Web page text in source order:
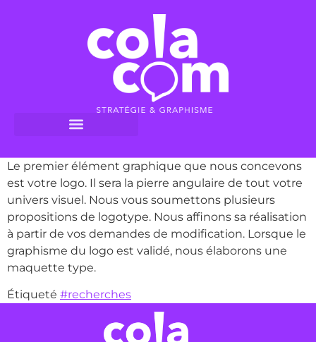
Le premier élément graphique que nous concevons
est votre logo. Il sera la pierre angulaire de tout votre
univers visuel. Nous vous soumettons plusieurs
propositions de logotype. Nous affinons sa réalisation
à partir de vos demandes de modification. Lorsque le
graphisme du logo est validé, nous élaborons une
maquette type.
Étiqueté #recherches